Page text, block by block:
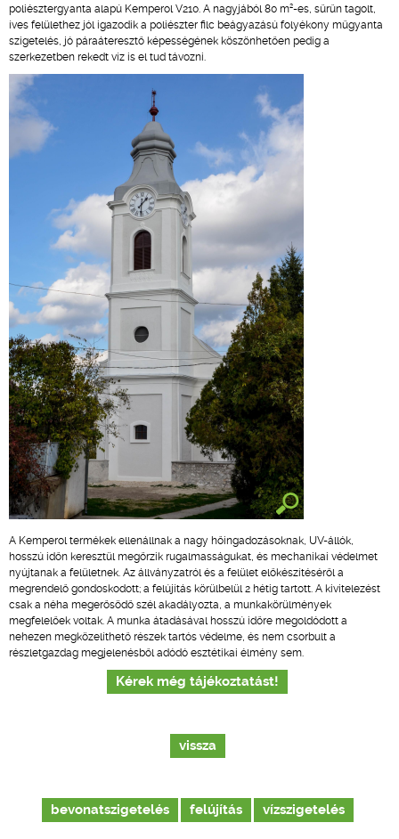
poliésztergyanta alapú Kemperol V210. A nagyjából 80 m2-es, sűrűn tagolt,
íves felülethez jól igazodik a poliészter filc beágyazású folyékony műgyanta
szigetelés, jó páraáteresztő képességének köszönhetően pedig a
szerkezetben rekedt víz is el tud távozni.
A Kemperol termékek ellenállnak a nagy hőingadozásoknak, UV-állók,
hosszú időn keresztül megőrzik rugalmasságukat, és mechanikai védelmet
nyújtanak a felületnek. Az állványzatról és a felület előkészítéséről a
megrendelő gondoskodott; a felújítás körülbelül 2 hétig tartott. A kivitelezést
csak a néha megerősödő szél akadályozta, a munkakörülmények
megfelelőek voltak. A munka átadásával hosszú időre megoldódott a
nehezen megközelíthető részek tartós védelme, és nem csorbult a
részletgazdag megjelenésből adódó esztétikai élmény sem.
Kérek még tájékoztatást!
vissza
bevonatszigetelés felújítás vízszigetelés